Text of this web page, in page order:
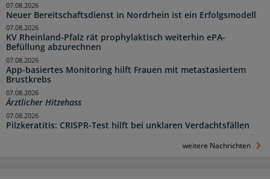
Neuer Bereitschaftsdienst in Nordrhein ist ein Erfolgsmodell
07.08.2026
KV Rheinland-Pfalz rät prophylaktisch weiterhin ePA-
Befüllung abzurechnen
07.08.2026
App-basiertes Monitoring hilft Frauen mit metastasiertem
Brustkrebs
07.08.2026
Ärztlicher Hitzehass
07.08.2026
Pilzkeratitis: CRISPR-Test hilft bei unklaren Verdachtsfällen
07.08.2026
weitere Nachrichten